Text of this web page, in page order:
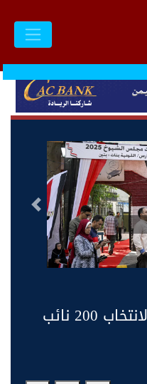
التالى
مصر: انطلاق التصويت لانتخاب 200 نائب